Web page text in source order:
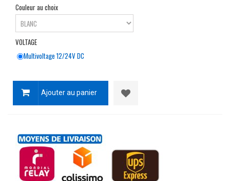
Couleur au choix
VOLTAGE
Multivoltage 12/24V DC
Ajouter au panier